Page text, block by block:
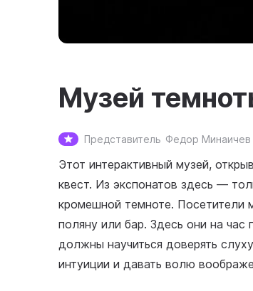
Музей
Представитель Федор Минаичев
Этот интерактивный музей,
квест. Из экспонатов здесь —
кромешной темноте. Посетители
поляну или бар. Здесь они на час
должны научиться доверять
интуиции и давать волю